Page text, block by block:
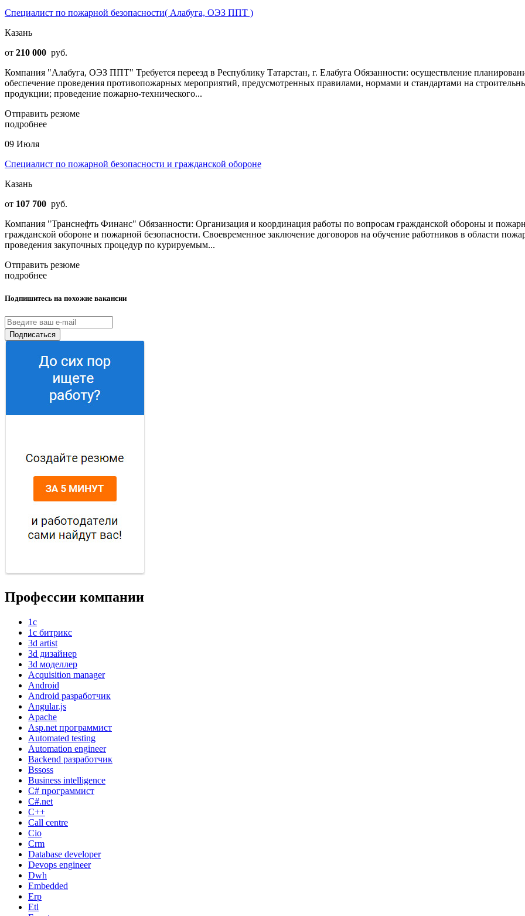
Специалист по пожарной безопасности( Алабуга, ОЭЗ ППТ )
Казань
от 210 000 руб.
Компания "Алабуга, ОЭЗ ППТ" Требуется переезд в Республику Татарстан, г. Елабуга Обязанности: осуществление
обеспечение проведения противопожарных мероприятий, предусмотренных правилами, нормами и стандартами на
продукции; проведение пожарно-технического...
Отправить резюме
подробнее
09 Июля
Специалист по пожарной безопасности и гражданской обороне
Казань
от 107 700 руб.
Компания "Транснефть Финанс" Обязанности: Организация и координация работы по вопросам гражданской обороны и
гражданской обороне и пожарной безопасности. Своевременное заключение договоров на обучение работников в области
проведения закупочных процедур по курируемым...
Отправить резюме
подробнее
Подпишитесь на похожие вакансии
Подписаться
Профессии компании
1с
1с битрикс
3d artist
3d дизайнер
3d моделлер
Acquisition manager
Android
Android разработчик
Angular.js
Apache
Asp.net программист
Automated testing
Automation engineer
Backend разработчик
Bssoss
Business intelligence
C# программист
C#.net
C++
Call centre
Cio
Crm
Database developer
Devops engineer
Dwh
Embedded
Erp
Etl